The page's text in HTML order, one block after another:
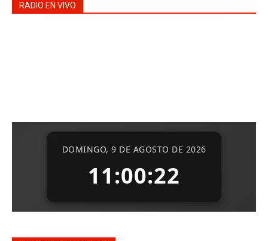
RADIO EN VIVO